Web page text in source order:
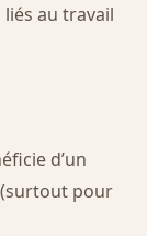
au travail
d’un
pour